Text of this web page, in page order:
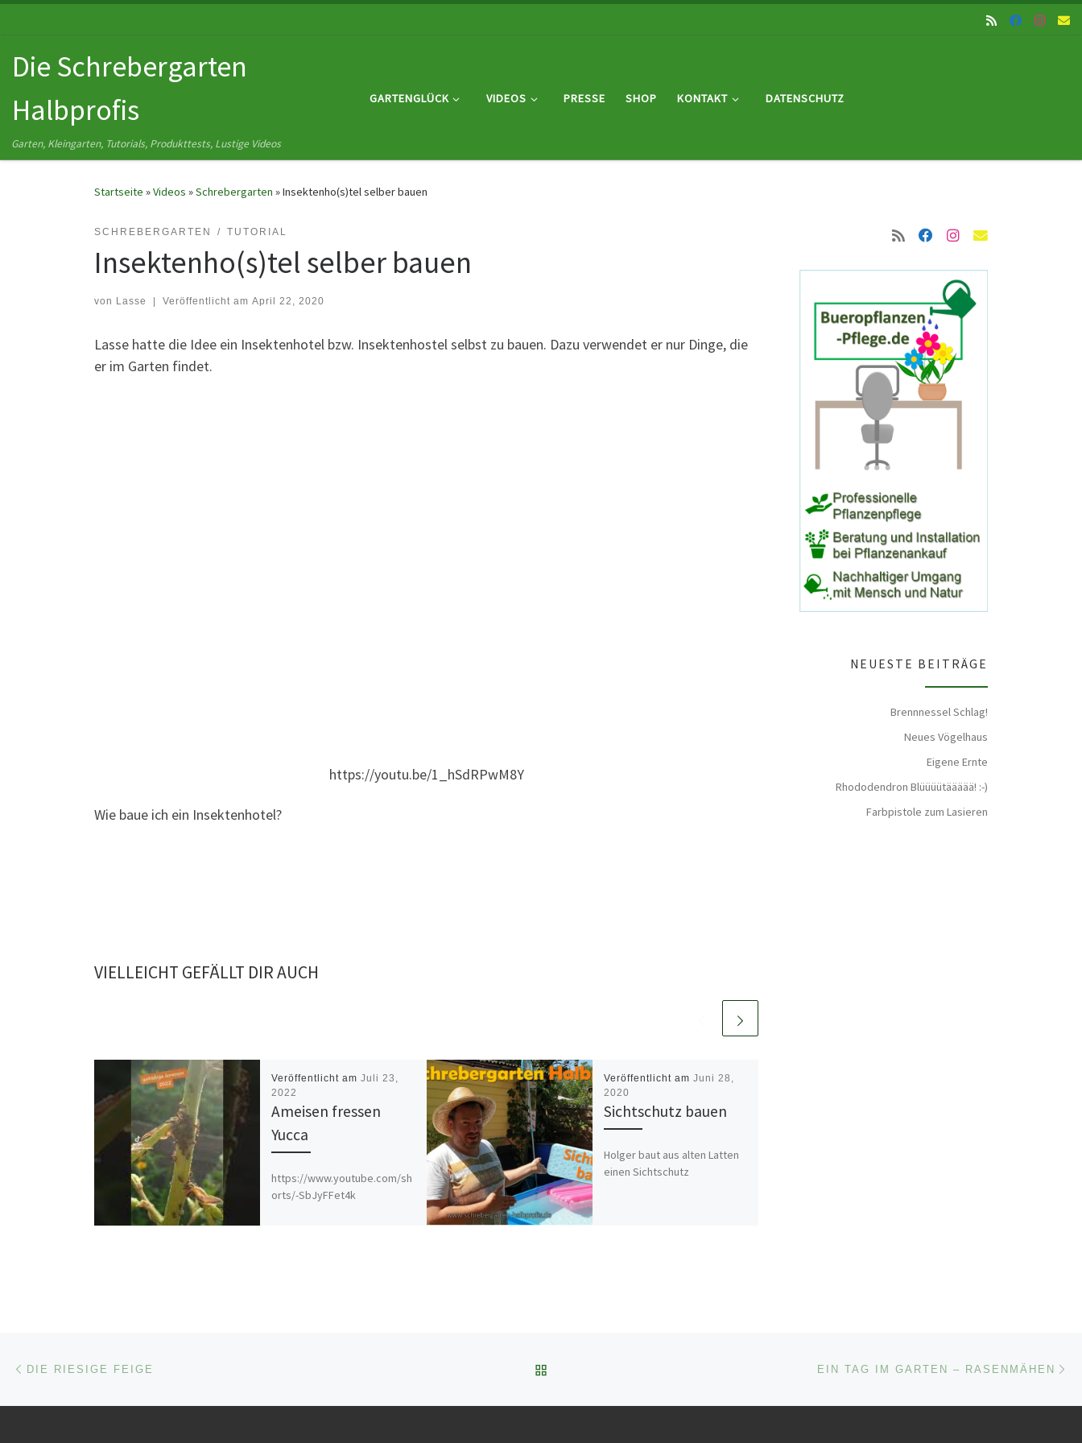
Die Schrebergarten
Halbprofis
Garten, Kleingarten, Tutorials, Produkttests, Lustige Videos
GARTENGLÜCK VIDEOS PRESSE SHOP KONTAKT DATENSCHUTZ
Startseite »Videos »Schrebergarten »Insektenho(s)tel selber bauen
SCHREBERGARTEN TUTORIAL
Insektenho(s)tel selber bauen
von Lasse Veröffentlicht am April 22, 2020
Lasse hatte die Idee ein Insektenhotel bzw. Insektenhostel selbst zu bauen. Dazu verwendet er nur Dinge, die
er im Garten findet.
https://youtu.be/1_hSdRPwM8Y
Wie baue ich ein Insektenhotel?
VIELLEICHT GEFÄLLT DIR AUCH
Veröffentlicht amJuli 23,
2022
Ameisen fressen
Yucca
https://www.youtube.com/sh
orts/-SbJyFFet4k
Veröffentlicht am Juni 28,
2020
Sichtschutz bauen
Holger baut aus alten Latten
einen Sichtschutz
NEUESTE BEITRÄGE
Brennnessel Schlag!
Neues Vögelhaus
Eigene Ernte
Rhododendron Blüüüütäääää! :-)
Farbpistole zum Lasieren
Beitragsnavigation
DIE RIESIGE FEIGE EIN TAG IM GARTEN – RASENMÄHEN